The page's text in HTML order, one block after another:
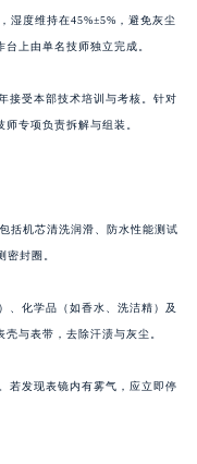
湿度维持在45%±5%，避免灰尘
上由单名技师独立完成。
接受本部技术培训与考核。针对
专项负责拆解与组装。
括机芯清洗润滑、防水性能测试
密封圈。
、化学品（如香水、洗洁精）及
与表带，去除汗渍与灰尘。
若发现表镜内有雾气，应立即停